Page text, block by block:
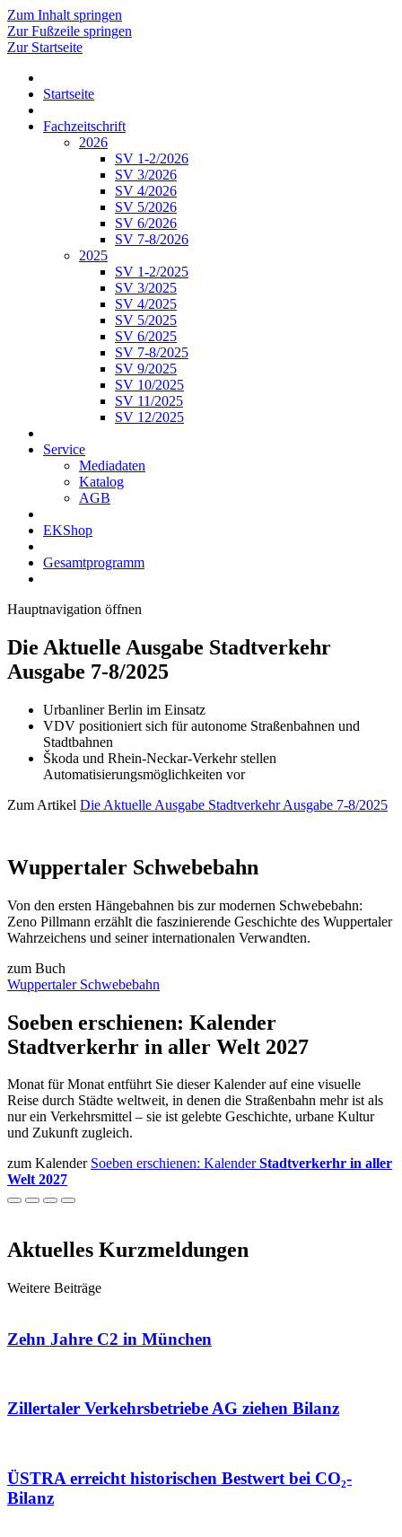
Zum Inhalt springen
Zur Fußzeile springen
Zur Startseite
Startseite
Fachzeitschrift
2026
SV 1-2/2026
SV 3/2026
SV 4/2026
SV 5/2026
SV 6/2026
SV 7-8/2026
2025
SV 1-2/2025
SV 3/2025
SV 4/2025
SV 5/2025
SV 6/2025
SV 7-8/2025
SV 9/2025
SV 10/2025
SV 11/2025
SV 12/2025
Service
Mediadaten
Katalog
AGB
EKShop
Gesamtprogramm
Hauptnavigation öffnen
Die Aktuelle Ausgabe Stadtverkehr
Ausgabe 7-8/2025
Urbanliner Berlin im Einsatz
VDV positioniert sich für autonome Straßenbahnen und
Stadtbahnen
Škoda und Rhein-Neckar-Verkehr stellen
Automatisierungsmöglichkeiten vor
Zum Artikel Die Aktuelle Ausgabe Stadtverkehr Ausgabe 7-8/2025
Wuppertaler Schwebebahn
Von den ersten Hängebahnen bis zur modernen Schwebebahn:
Zeno Pillmann erzählt die faszinierende Geschichte des Wuppertaler
Wahrzeichens und seiner internationalen Verwandten.
zum Buch
Wuppertaler Schwebebahn
Soeben erschienen: Kalender
Stadtverkerhr in aller Welt 2027
Monat für Monat entführt Sie dieser Kalender auf eine visuelle
Reise durch Städte weltweit, in denen die Straßenbahn mehr ist als
nur ein Verkehrsmittel – sie ist gelebte Geschichte, urbane Kultur
und Zukunft zugleich.
zum Kalender Soeben erschienen: KalenderStadtverkerhr in aller
Welt 2027
Aktuelles Kurzmeldungen
Weitere Beiträge
Zehn Jahre C2 in München
Zillertaler Verkehrsbetriebe AG ziehen Bilanz
ÜSTRA erreicht historischen Bestwert bei CO₂-
Bilanz